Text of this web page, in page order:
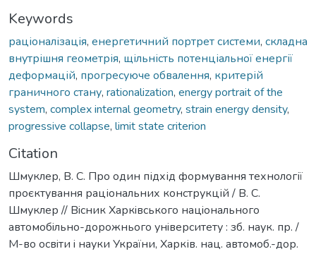
Keywords
раціоналізація, енергетичний портрет системи, складна
внутрішня геометрія, щільність потенціальної енергії
деформацій, прогресуюче обвалення, критерій
граничного стану, rationalization, energy portrait of the
system, complex internal geometry, strain energy density,
progressive collapse, limit state criterion
Citation
Шмуклер, В. С. Про один підхід формування технології
проєктування раціональних конструкцій / В. С.
Шмуклер // Вiсник Харкiвського нацiонального
автомобiльно-дорожнього унiверситету : зб. наук. пр. /
М-во освiти i науки України, Харків. нац. автомоб.-дор.